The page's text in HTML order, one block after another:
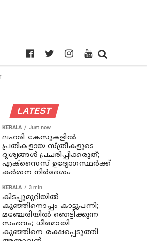
LATEST
KERALA Just now
ലഹരി കേസുകളിൽ
പ്രതികളായ സ്ത്രീകളുടെ
ദൃശ്യങ്ങൾ പ്രചരിപ്പിക്കരുത്;
എക്സൈസ് ഉദ്യോഗസ്ഥർക്ക്
കർശന നിർദേശം
KERALA 3 min
കിടപ്പുമുറിയിൽ
കുഞ്ഞിനൊപ്പം കാട്ടുപന്നി;
മഞ്ചേരിയിൽ ഞെട്ടിക്കുന്ന
സംഭവം; ധീരമായി
കുഞ്ഞിനെ രക്ഷപ്പെടുത്തി